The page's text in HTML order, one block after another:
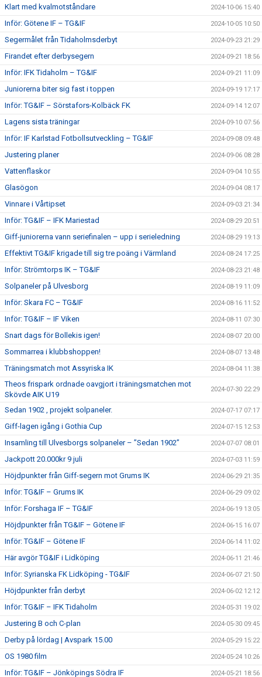
Klart med kvalmotståndare 2024-10-06 15:40
Inför: Götene IF – TG&IF 2024-10-05 10:50
Segermålet från Tidaholmsderbyt 2024-09-23 21:29
Firandet efter derbysegern 2024-09-21 18:56
Inför: IFK Tidaholm – TG&IF 2024-09-21 11:09
Juniorerna biter sig fast i toppen 2024-09-19 17:17
Inför: TG&IF – Sörstafors-Kolbäck FK 2024-09-14 12:07
Lagens sista träningar 2024-09-10 07:56
Inför: IF Karlstad Fotbollsutveckling – TG&IF 2024-09-08 09:48
Justering planer 2024-09-06 08:28
Vattenflaskor 2024-09-04 10:55
Glasögon 2024-09-04 08:17
Vinnare i Vårtipset 2024-09-03 21:34
Inför: TG&IF – IFK Mariestad 2024-08-29 20:51
Giff-juniorerna vann seriefinalen – upp i serieledning 2024-08-29 19:13
Effektivt TG&IF krigade till sig tre poäng i Värmland 2024-08-24 17:25
Inför: Strömtorps IK – TG&IF 2024-08-23 21:48
Solpaneler på Ulvesborg 2024-08-19 11:09
Inför: Skara FC – TG&IF 2024-08-16 11:52
Inför: TG&IF – IF Viken 2024-08-11 07:30
Snart dags för Bollekis igen! 2024-08-07 20:00
Sommarrea i klubbshoppen! 2024-08-07 13:48
Träningsmatch mot Assyriska IK 2024-08-04 11:38
Theos frispark ordnade oavgjort i träningsmatchen mot
Skövde AIK U19
2024-07-30 22:29
Sedan 1902 , projekt solpaneler. 2024-07-17 07:17
Giff-lagen igång i Gothia Cup 2024-07-15 12:53
Insamling till Ulvesborgs solpaneler – ”Sedan 1902” 2024-07-07 08:01
Jackpott 20.000kr 9 juli 2024-07-03 11:59
Höjdpunkter från Giff-segern mot Grums IK 2024-06-29 21:35
Inför: TG&IF – Grums IK 2024-06-29 09:02
Inför: Forshaga IF – TG&IF 2024-06-19 13:05
Höjdpunkter från TG&IF – Götene IF 2024-06-15 16:07
Inför: TG&IF – Götene IF 2024-06-14 11:02
Här avgör TG&IF i Lidköping 2024-06-11 21:46
Inför: Syrianska FK Lidköping - TG&IF 2024-06-07 21:50
Höjdpunkter från derbyt 2024-06-02 12:12
Inför: TG&IF – IFK Tidaholm 2024-05-31 19:02
Justering B och C-plan 2024-05-30 09:45
Derby på lördag | Avspark 15.00 2024-05-29 15:22
OS 1980 film 2024-05-24 10:26
Inför: TG&IF – Jönköpings Södra IF 2024-05-21 18:56